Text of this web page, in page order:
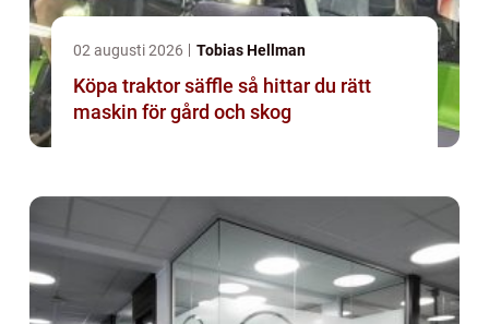
02 augusti 2026 Tobias Hellman
Köpa traktor säffle så hittar du rätt
maskin för gård och skog